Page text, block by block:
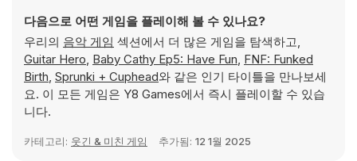
다음으로 어떤 게임을 플레이해 볼 수 있나요?
우리의 음악 게임 섹션에서 더 많은 게임을 탐색하고,
Guitar Hero, Baby Cathy Ep5: Have Fun, FNF: Funked
Birth, Sprunki + Cuphead와 같은 인기 타이틀을 만나보세
요. 이 모든 게임은 Y8 Games에서 즉시 플레이할 수 있습
니다.
카테고리: 웃긴 & 미친 게임 추가됨: 12 1월 2025